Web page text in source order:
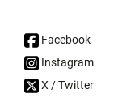
Facebook
Instagram
X / Twitter